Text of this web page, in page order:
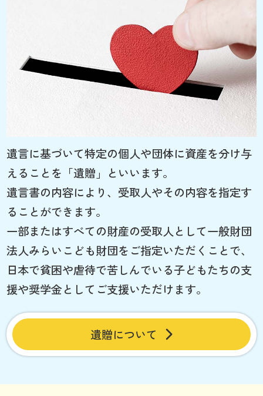
遺言に基づいて特定の個人や団体に資産を分け与
えることを「遺贈」といいます。
遺言書の内容により、受取人やその内容を指定す
ることができます。
一部またはすべての財産の受取人として一般財団
法人みらいこども財団をご指定いただくことで、
日本で貧困や虐待で苦しんでいる子どもたちの支
援や奨学金としてご支援いただけます。
遺贈について